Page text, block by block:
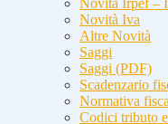
Novità Irpef –
Novità Iva
Altre Novità
Saggi
Saggi (PDF)
Scadenzario
Normativa
Codici tributo